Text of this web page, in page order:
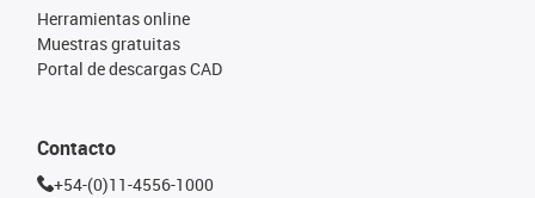
Herramientas online
Muestras gratuitas
Portal de descargas CAD
Contacto
+54-(0)11-4556-1000